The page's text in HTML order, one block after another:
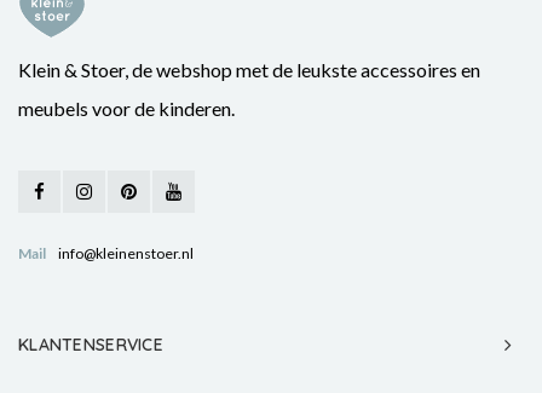
Klein & Stoer, de webshop met de leukste accessoires en
meubels voor de kinderen.
Mail info@kleinenstoer.nl
KLANTENSERVICE